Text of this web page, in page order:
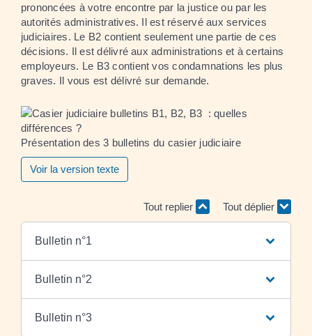
prononcées à votre encontre par la justice ou par les
autorités administratives. Il est réservé aux services
judiciaires. Le B2 contient seulement une partie de ces
décisions. Il est délivré aux administrations et à certains
employeurs. Le B3 contient vos condamnations les plus
graves. Il vous est délivré sur demande.
Présentation des 3 bulletins du casier judiciaire
Voir la version texte
Tout replier Tout déplier
Bulletin n°1
Bulletin n°2
Bulletin n°3